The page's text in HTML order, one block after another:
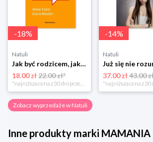
-18%
Natuli
Jak być rodzicem, jakim zawsze chciałeś być Media rodzina
18.00 zł22.00 zł*
*najniższa cena z 30 dni przed obniżką
-14%
Natuli
37.00 zł 43.00
Zobacz wyprzedaże w Natuli
Inne produkty marki MAMANIA